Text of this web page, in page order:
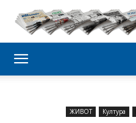
ЖИВОТ Култура